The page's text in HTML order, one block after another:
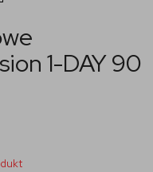
1-DAY 90